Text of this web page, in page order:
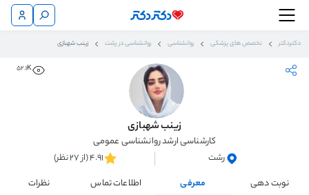
دکتردکتر تخصص های پزشکی روانشناسی روانشناسی در رشت زینب شهبازی
52.1K
زینب شهبازی
کارشناسی ارشد روانشناسی عمومی
رشت
4.91 (از 27 نظر)
نوبت دهی
معرفی اطلاعات تماس نظرات